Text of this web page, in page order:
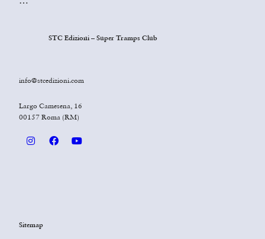
STC Edizioni – Super Tramps Club
info@stcedizioni.com
Largo Camesena, 16
00157 Roma (RM)
Sitemap